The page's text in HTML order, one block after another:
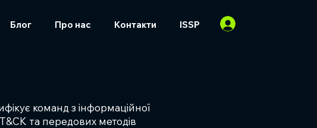
Блог Про нас Контакти ISSP
команд з інформаційної
та передових методів